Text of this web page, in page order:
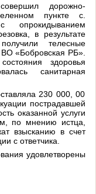
дорожно-
пункте с.
опрокидыванием
в результате
телесные
«Бобровская РБ».
здоровья
санитарная
230 000, 00
пострадавшей
оказанной услуги
по мнению истца,
взысканию в счет
с ответчика.
удовлетворены